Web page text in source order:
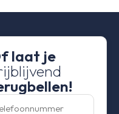
laat je
(Vereist)